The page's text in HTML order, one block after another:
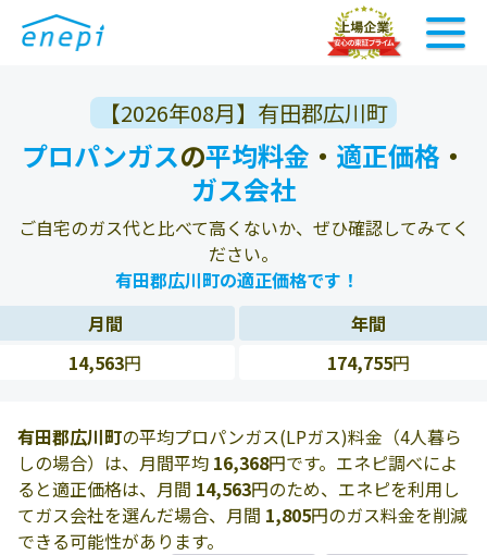
【2026年08月】有田郡広川町
プロパンガスの平均料金 ・ 適正価格 ・
ガス会社
ご自宅のガス代と比べて高くないか、ぜひ確認してみてく
ださい。
有田郡広川町の適正価格です！
月間
年間
14,563円 174,755円
有田郡広川町の平均プロパンガス(LPガス)料金（4人暮ら
しの場合）は、月間平均 16,368円です。エネピ調べによ
ると適正価格は、月間 14,563円のため、エネピを利用し
てガス会社を選んだ場合、月間 1,805円のガス料金を削減
できる可能性があります。